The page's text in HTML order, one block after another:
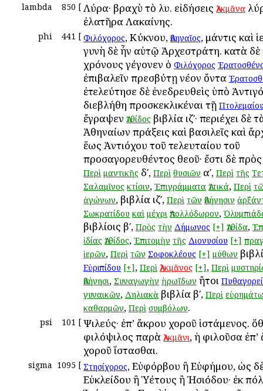
lambda 850 [ Λύρα· βραχὺ τὸ λυ. εἰδήσεις Ἀλκμᾶνα
ἐλατῆρα Λακαίνης.
phi 441 [ Φιλόχορος, Κύκνου, Ἀθηναῖος, μάντις καὶ
γυνὴ δὲ ἦν αὐτῷ Ἀρχεστράτη. κατὰ δὲ
χρόνους γέγονεν ὁ Φιλόχορος
ἐπιβαλεῖν πρεσβύτῃ νέον ὄντα
ἐτελεύτησε δὲ ἐνεδρευθεὶς ὑπὸ
διεβλήθη προσκεκλικέναι τῇ
ἔγραψεν Ἀτθίδος βιβλία ιζʹ· περιέχει δὲ
Ἀθηναίων πράξεις καὶ βασιλεῖς καὶ
ἕως Ἀντιόχου τοῦ τελευταίου τοῦ
προσαγορευθέντος θεοῦ· ἔστι δὲ
Περὶ μαντικῆς δʹ, Περὶ θυσιῶν αʹ, Περὶ τῆς
Σαλαμῖνος κτίσιν, Ἐπιγράμματα Ἀττικά, Περὶ
ἀγώνων, βιβλία ιζʹ, Περὶ τῶν Ἀθήνησιν
Σωκρατίδου καὶ μέχρι Ἀπολλόδωρον,
βιβλίοις βʹ, Πρὸς τὴν Δήμωνος [+] Ἀτθίδα,
ἰδίας Ἀτθίδος, Ἐπιτομὴν τῆς Διονυσίου [+]
ἱερῶν, Περὶ τῶν Σοφοκλέους [+] μύθων
Εὐριπίδου [+], Περὶ Ἀλκμᾶνος [+], Περὶ
Ἀθήνησι, Συναγωγὴν ἡρωΐδων ἤτοι
γυναικῶν, Δηλιακὰ βιβλία βʹ, Περὶ
καθαρμῶν, Περὶ συμβόλων.
psi 101 [ Ψιλεύς· ἐπ’ ἄκρου χοροῦ ἱστάμενος.
φιλόψιλος παρὰ Ἀλκμᾶνι, ἡ φιλοῦσα
χοροῦ ἵστασθαι.
sigma 1095 [ Στησίχορος, Εὐφόρβου ἢ Εὐφήμου, ὡς
Εὐκλείδου ἢ Ὑέτους ἢ Ἡσιόδου· ἐκ